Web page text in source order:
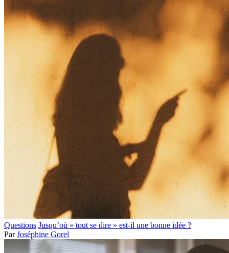
Questions Jusqu’où « tout se dire » est-il une bonne idée ?
Par Joséphine Gorel